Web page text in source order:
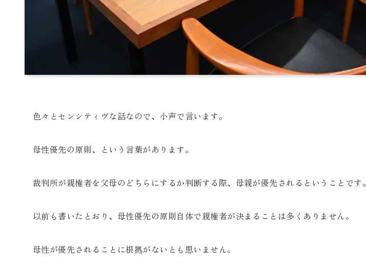
色々とセンシティヴな話なので、小声で言います。
母性優先の原則、という言葉があります。
裁判所が親権者を父母のどちらにするか判断する際、母親が優先されるということです。
以前も書いたとおり、母性優先の原則自体で親権者が決まることは多くありません。
母性が優先されることに根拠がないとも思いません。